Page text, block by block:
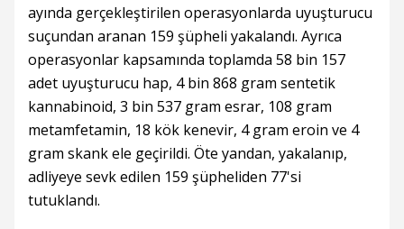
ayında gerçekleştirilen operasyonlarda uyuşturucu
suçundan aranan 159 şüpheli yakalandı. Ayrıca
operasyonlar kapsamında toplamda 58 bin 157
adet uyuşturucu hap, 4 bin 868 gram sentetik
kannabinoid, 3 bin 537 gram esrar, 108 gram
metamfetamin, 18 kök kenevir, 4 gram eroin ve 4
gram skank ele geçirildi. Öte yandan, yakalanıp,
adliyeye sevk edilen 159 şüpheliden 77'si
tutuklandı.